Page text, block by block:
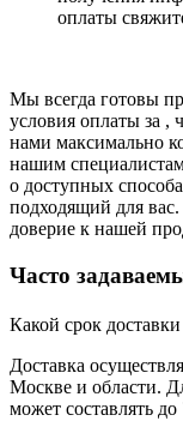
оплаты
Мы всегда готовы
условия оплаты за ,
нами максимально
нашим
о доступных
подходящий для
доверие к нашей
Часто
Какой срок доставки
Доставка
Москве и области.
может составлять